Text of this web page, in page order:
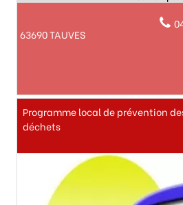
63690 TAUVES
Programme local de prévention
déchets